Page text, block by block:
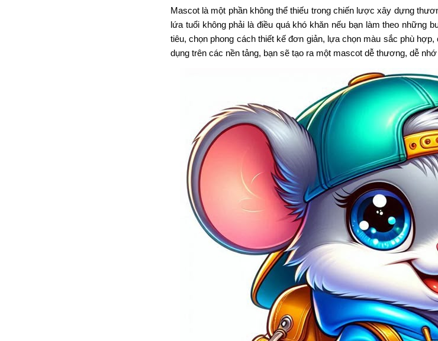
Mascot là một phần không thể thiếu trong chiến lược xây dựng
lứa tuổi không phải là điều quá khó khăn nếu bạn làm theo những
tiêu, chọn phong cách thiết kế đơn giản, lựa chọn màu sắc phù
dụng trên các nền tảng, bạn sẽ tạo ra một mascot dễ thương, dễ